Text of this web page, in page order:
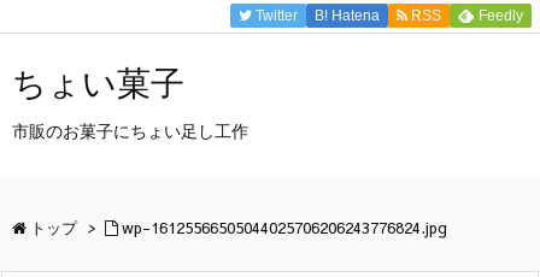
Twitter B! Hatena RSS Feedly
ちょい菓子
市販のお菓子にちょい足し工作
トップ > wp-16125566505044025706206243776824.jpg